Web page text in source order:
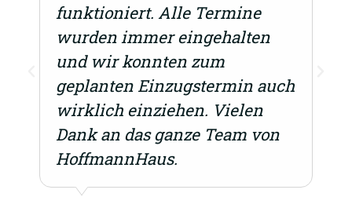
funktioniert. Alle Termine
wurden immer eingehalten
und wir konnten zum
geplanten Einzugstermin auch
wirklich einziehen. Vielen
Dank an das ganze Team von
HoffmannHaus.